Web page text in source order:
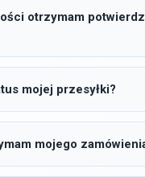
otrzymam
mojej przesyłki?
mojego